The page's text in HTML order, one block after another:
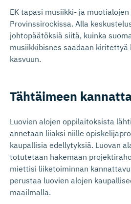
EK tapasi musiikki- ja
Provinssirockissa. Alla
johtopäätöksiä siitä, kuinka
musiikkibisnes saadaan kiritettyä
kasvuun.
Tähtäimeen
Luovien alojen oppilaitoksista
annetaan liiaksi niille
kaupallisia edellytyksiä. Luovan
totutetaan hakemaan
miettisi liiketoiminnan
perustaa luovien alojen
maailmalla.